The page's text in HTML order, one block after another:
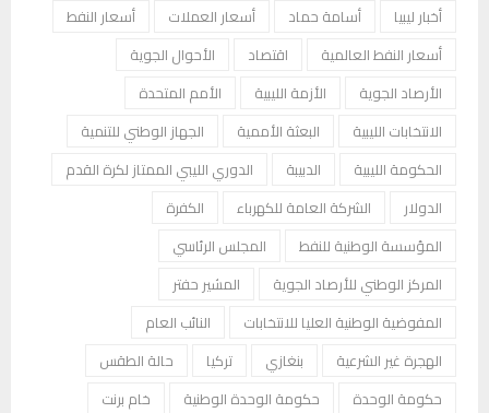
أخبار ليبيا أسامة حماد أسعار العملات
أسعار النفط
أسعار النفط العالمية
اقتصاد
الأحوال الجوية
الأرصاد الجوية
الأزمة الليبية
الأمم المتحدة
الانتخابات الليبية
البعثة الأممية
الجهاز الوطني للتنمية
الحكومة الليبية
الدبيبة
الدوري الليبي الممتاز لكرة القدم
الدولار
الشركة العامة للكهرباء
الكفرة
المؤسسة الوطنية للنفط
المجلس الرئاسي
المركز الوطني للأرصاد الجوية
المشير حفتر
المفوضية الوطنية العليا للانتخابات
النائب العام
الهجرة غير الشرعية
بنغازي تركيا
حالة الطقس
حكومة الوحدة
حكومة الوحدة الوطنية
خام برنت